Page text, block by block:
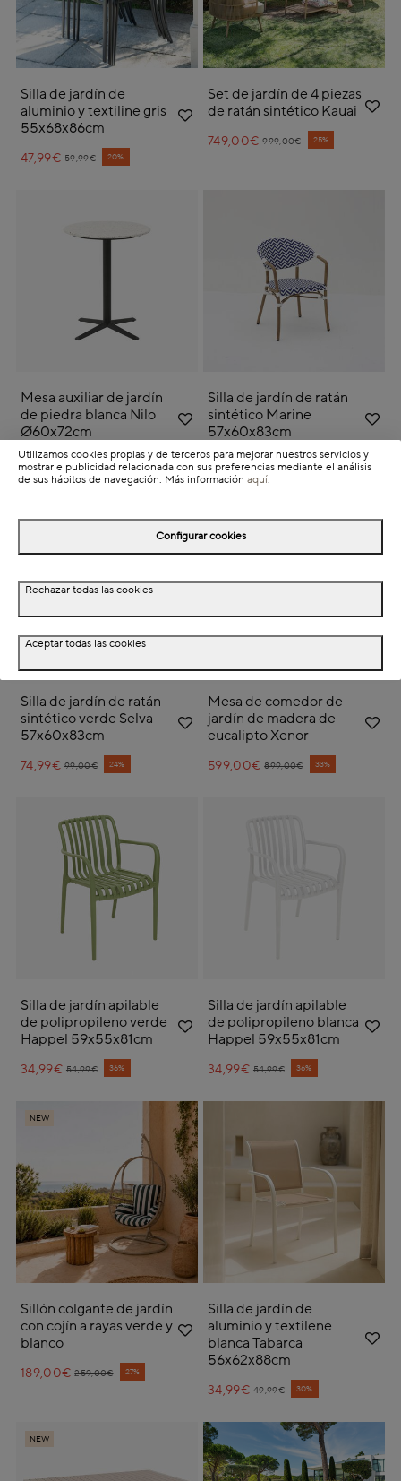
Silla de jardín de
aluminio y textiline gris
55x68x86cm
Price reduced from
59,99€
to 20%
47,99€
Set de jardín de 4 piezas
de ratán sintético Kauai
Price reduced from
999,00€
to 25%
749,00€
Mesa auxiliar de jardín
de piedra blanca Nilo
Ø60x72cm
Price reduced from
189,00€
to 21%
149,00€
Silla de jardín de ratán
sintético Marine
57x60x83cm
Price reduced from
99,00€
to 24%
74,99€
Silla de jardín de ratán
sintético verde Selva
57x60x83cm
Price reduced from
99,00€
to 24%
74,99€
Mesa de comedor de
jardín de madera de
eucalipto Xenor
Price reduced from
899,00€
to 33%
599,00€
Silla de jardín apilable
de polipropileno verde
Happel 59x55x81cm
Price reduced from
54,99€
to 36%
34,99€
Silla de jardín apilable
de polipropileno blanca
Happel 59x55x81cm
Price reduced from
54,99€
to 36%
34,99€
NEW
Sillón colgante de jardín
con cojín a rayas verde y
blanco
Price reduced from
259,00€
to 27%
189,00€
Silla de jardín de
aluminio y textilene
blanca Tabarca
56x62x88cm
Price reduced from
49,99€
to 30%
34,99€
NEW
Utilizamos cookies propias y de terceros para mejorar nuestros servicios y
mostrarle publicidad relacionada con sus preferencias mediante el análisis
de sus hábitos de navegación. Más información aquí.
Configurar cookies
Rechazar todas las cookies
Aceptar todas las cookies